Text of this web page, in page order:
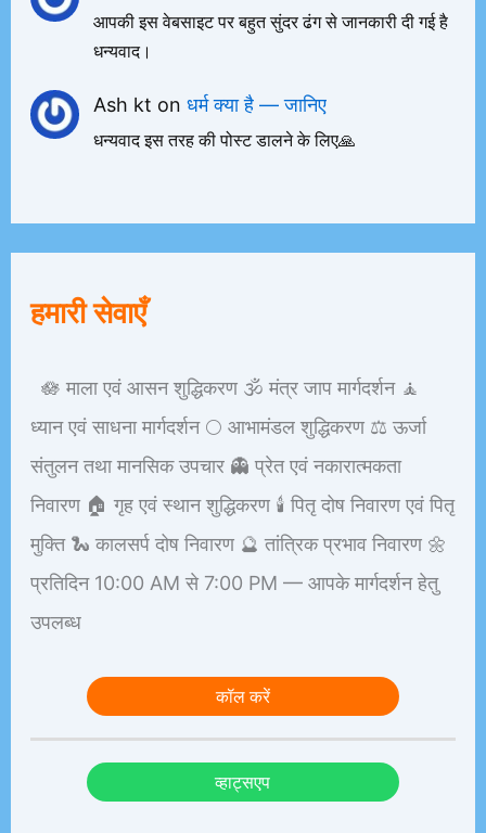
आपकी इस वेबसाइट पर बहुत सुंदर ढंग से जानकारी दी गई है
धन्यवाद।
Ash kt onधर्म क्या है — जानिए
धन्यवाद इस तरह की पोस्ट डालने के लिए🙏
हमारी सेवाएँ
🪷 माला एवं आसन शुद्धिकरण 🕉️ मंत्र जाप मार्गदर्शन 🧘
ध्यान एवं साधना मार्गदर्शन 🌕 आभामंडल शुद्धिकरण ⚖️ ऊर्जा
संतुलन तथा मानसिक उपचार 👻 प्रेत एवं नकारात्मकता
निवारण 🏠 गृह एवं स्थान शुद्धिकरण 🕯️ पितृ दोष निवारण एवं पितृ
मुक्ति 🐍 कालसर्प दोष निवारण 🔮 तांत्रिक प्रभाव निवारण 🌼
प्रतिदिन 10:00 AM से 7:00 PM — आपके मार्गदर्शन हेतु
उपलब्ध
कॉल करें
व्हाट्सएप